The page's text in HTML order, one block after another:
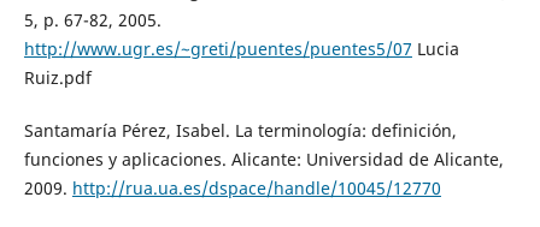
5, p. 67-82, 2005.
http://www.ugr.es/~greti/puentes/puentes5/07 Lucia
Ruiz.pdf
Santamaría Pérez, Isabel. La terminología: definición,
funciones y aplicaciones. Alicante: Universidad de Alicante,
2009. http://rua.ua.es/dspace/handle/10045/12770